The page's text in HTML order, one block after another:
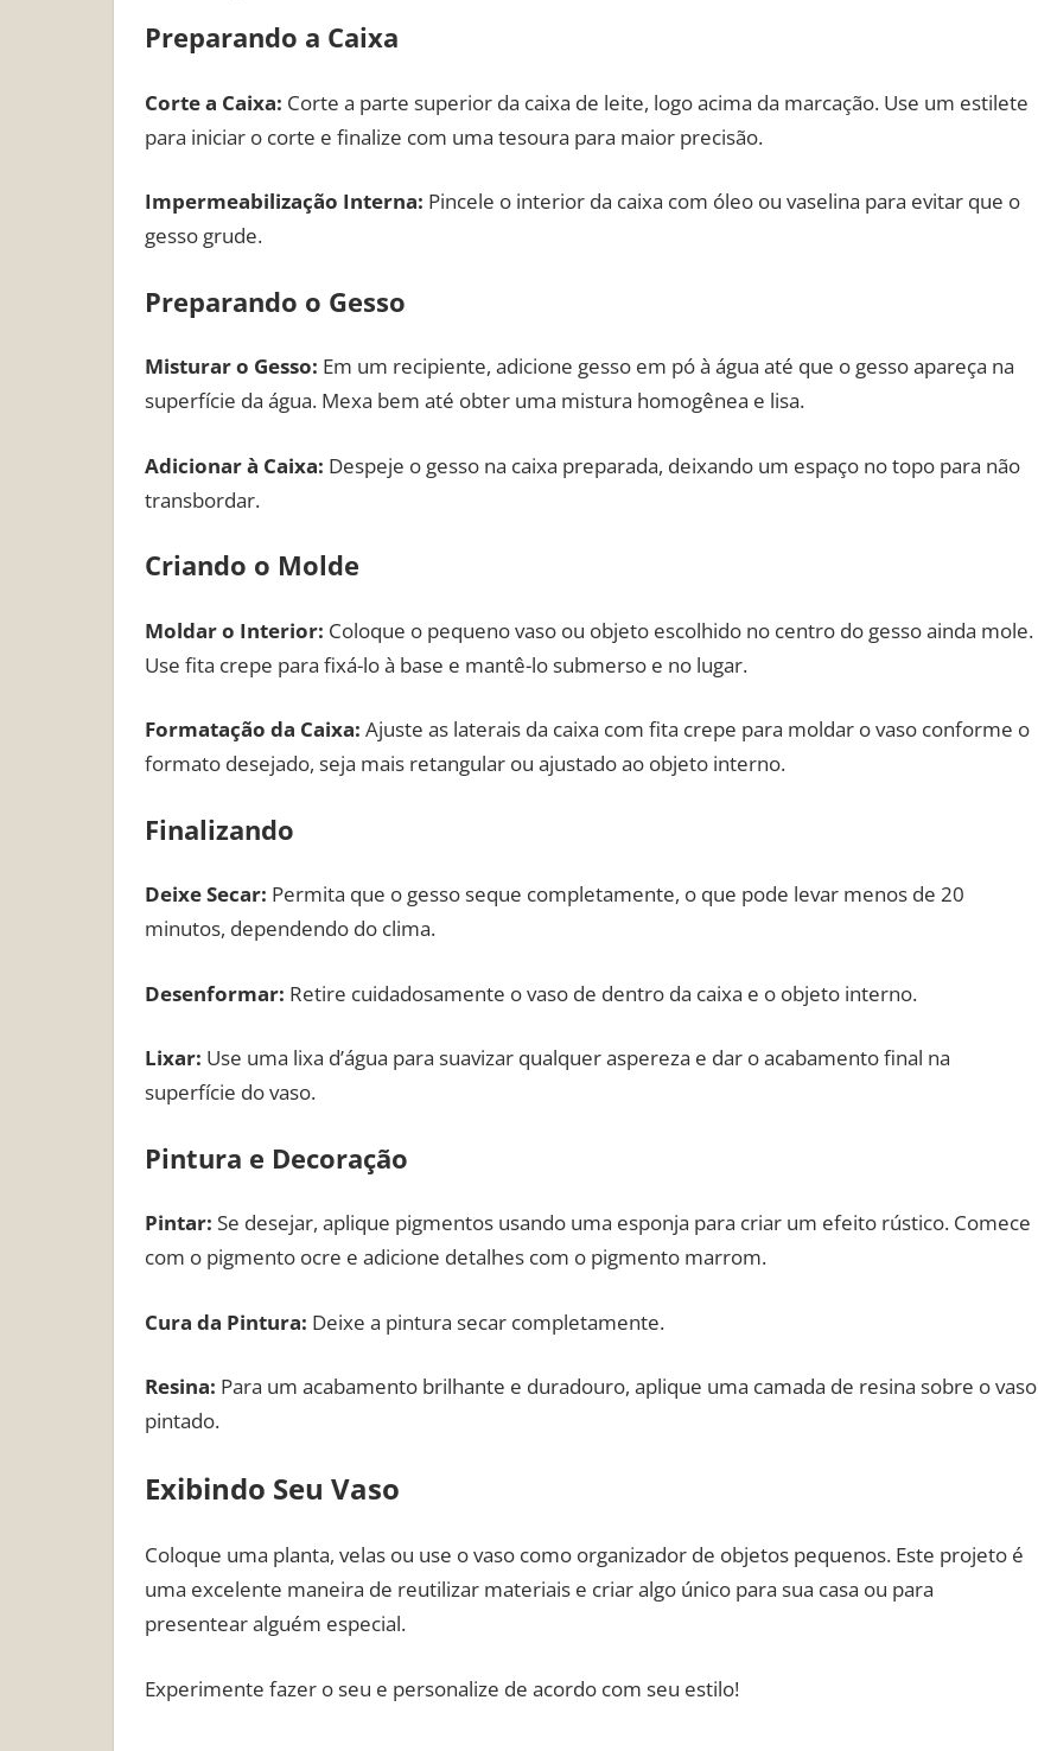
Preparando a Caixa
Corte a Caixa: Corte a parte superior da caixa de leite, logo acima da marcação. Use um estilete
para iniciar o corte e finalize com uma tesoura para maior precisão.
Impermeabilização Interna: Pincele o interior da caixa com óleo ou vaselina para evitar que o
gesso grude.
Preparando o Gesso
Misturar o Gesso: Em um recipiente, adicione gesso em pó à água até que o gesso apareça na
superfície da água. Mexa bem até obter uma mistura homogênea e lisa.
Adicionar à Caixa: Despeje o gesso na caixa preparada, deixando um espaço no topo para não
transbordar.
Criando o Molde
Moldar o Interior: Coloque o pequeno vaso ou objeto escolhido no centro do gesso ainda mole.
Use fita crepe para fixá-lo à base e mantê-lo submerso e no lugar.
Formatação da Caixa: Ajuste as laterais da caixa com fita crepe para moldar o vaso conforme o
formato desejado, seja mais retangular ou ajustado ao objeto interno.
Finalizando
Deixe Secar: Permita que o gesso seque completamente, o que pode levar menos de 20
minutos, dependendo do clima.
Desenformar: Retire cuidadosamente o vaso de dentro da caixa e o objeto interno.
Lixar: Use uma lixa d’água para suavizar qualquer aspereza e dar o acabamento final na
superfície do vaso.
Pintura e Decoração
Pintar: Se desejar, aplique pigmentos usando uma esponja para criar um efeito rústico. Comece
com o pigmento ocre e adicione detalhes com o pigmento marrom.
Cura da Pintura: Deixe a pintura secar completamente.
Resina: Para um acabamento brilhante e duradouro, aplique uma camada de resina sobre o vaso
pintado.
Exibindo Seu Vaso
Coloque uma planta, velas ou use o vaso como organizador de objetos pequenos. Este projeto é
uma excelente maneira de reutilizar materiais e criar algo único para sua casa ou para
presentear alguém especial.
Experimente fazer o seu e personalize de acordo com seu estilo!